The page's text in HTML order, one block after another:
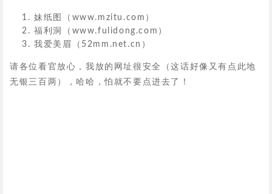
妹纸图（www.mzitu.com）
福利洞（www.fulidong.com）
我爱美眉（52mm.net.cn）
请各位看官放心，我放的网址很安全（这话好像又有点此地
无银三百两），哈哈，怕就不要点进去了！